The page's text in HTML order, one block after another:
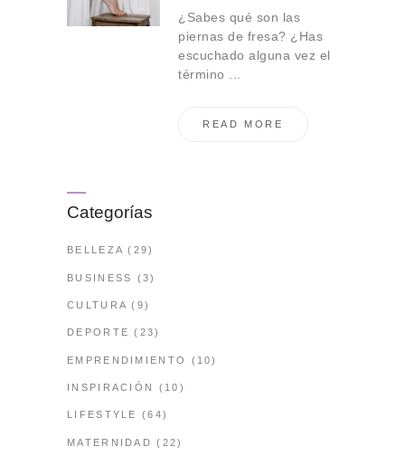
¿Sabes qué son las
piernas de fresa? ¿Has
escuchado alguna vez el
término ...
READ MORE
Categorías
BELLEZA (29)
BUSINESS (3)
CULTURA (9)
DEPORTE (23)
EMPRENDIMIENTO (10)
INSPIRACIÓN (10)
LIFESTYLE (64)
MATERNIDAD (22)